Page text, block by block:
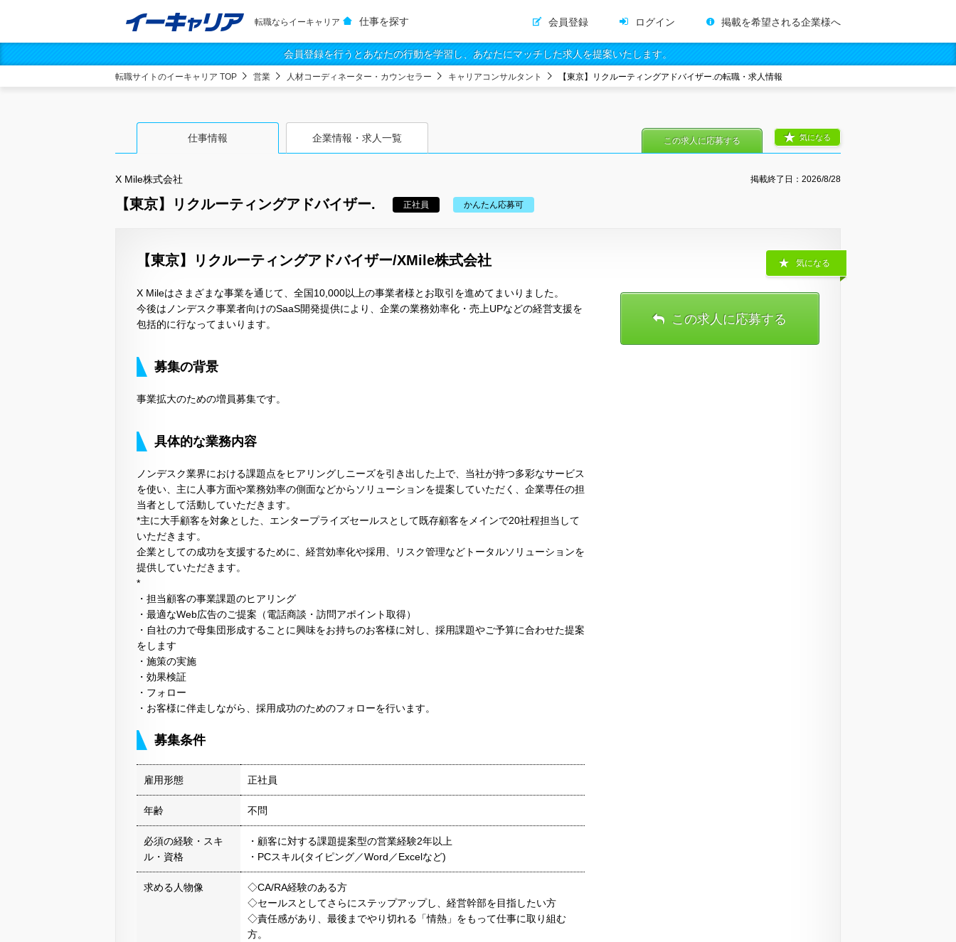
転職ならイーキャリア 仕事を探す 会員登録 ログイン 掲載を希望される企業様へ
会員登録を行うとあなたの行動を学習し、あなたにマッチした求人を提案いたします。
転職サイトのイーキャリア TOP 営業 人材コーディネーター・カウンセラー キャリアコンサルタント 【東京】リクルーティングアドバイザー.の転職・求人情報
仕事情報 企業情報・求人一覧
X Mile株式会社 掲載終了日： 2026/8/28
【東京】リクルーティングアドバイザー. 正社員 かんたん応募可
気になる
この求人に応募する
【東京】リクルーティングアドバイザー/XMile株式会社
X Mileはさまざまな事業を通じて、全国10,000以上の事業者様とお取引を進めてまいりました。
今後はノンデスク事業者向けのSaaS開発提供により、企業の業務効率化・売上UPなどの経営支援を
包括的に行なってまいります。
募集の背景
事業拡大のための増員募集です。
具体的な業務内容
ノンデスク業界における課題点をヒアリングしニーズを引き出した上で、当社が持つ多彩なサービス
を使い、主に人事方面や業務効率の側面などからソリューションを提案していただく、企業専任の担
当者として活動していただきます。
*主に大手顧客を対象とした、エンタープライズセールスとして既存顧客をメインで20社程担当して
いただきます。
企業としての成功を支援するために、経営効率化や採用、リスク管理などトータルソリューションを
提供していただきます。
*
・担当顧客の事業課題のヒアリング
・最適なWeb広告のご提案（電話商談・訪問アポイント取得）
・自社の力で母集団形成することに興味をお持ちのお客様に対し、採用課題やご予算に合わせた提案
をします
・施策の実施
・効果検証
・フォロー
・お客様に伴走しながら、採用成功のためのフォローを行います。
募集条件
雇用形態 正社員
年齢 不問
必須の経験・スキ
ル・資格
・顧客に対する課題提案型の営業経験2年以上
・PCスキル(タイピング／Word／Excelなど)
求める人物像
◇CA/RA経験のある方
◇セールスとしてさらにステップアップし、経営幹部を目指したい方
◇責任感があり、最後までやり切れる「情熱」をもって仕事に取り組む
方。
気になる
この求人に応募する